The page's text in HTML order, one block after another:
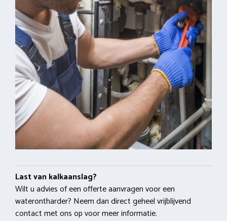
Last van kalkaanslag?
Wilt u advies of een offerte aanvragen voor een
waterontharder? Neem dan direct geheel vrijblijvend
contact met ons op voor meer informatie.